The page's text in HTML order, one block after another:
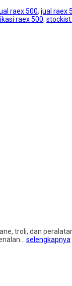
raex 500, jual raex
raex 500, stockist
troli, dan
selengkapnya